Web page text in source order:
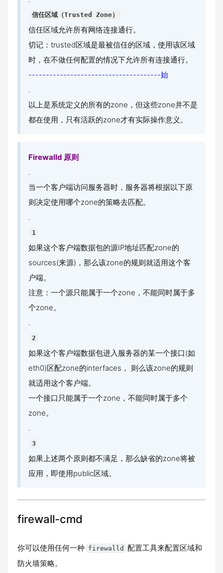
信任区域（Trusted Zone）
信任区域允许所有网络连接通行。
切记：trusted区域是最被信任的区域，使用该区域
时，在不做任何配置的情况下允许所有连接通行。
--------------------------------------始
.
以上是系统定义的所有的zone，但这些zone并不是
都在使用，只有活跃的zone才有实际操作意义。
Firewalld 原则
.
当一个客户端访问服务器时，服务器将根据以下原
则决定使用哪个zone的策略去匹配。
.
1
如果这个客户端数据包的源IP地址匹配zone的
sources(来源)，那么该zone的规则就适用这个客
户端。
注意：一个源只能属于一个zone，不能同时属于多
个zone。
.
2
如果这个客户端数据包进入服务器的某一个接口(如
eth0)区配zone的interfaces， 则么该zone的规则
就适用这个客户端。
一个接口只能属于一个zone，不能同时属于多个
zone。
.
3
如果上述两个原则都不满足，那么缺省的zone将被
应用，即使用public区域。
firewall-cmd
你可以使用任何一种 firewalld 配置工具来配置区域和
防火墙策略。